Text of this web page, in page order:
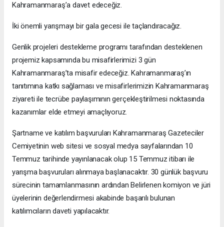
Kahramanmaraş’a davet edeceğiz.
İki önemli yarışmayı bir gala gecesi ile taçlandıracağız.
Genlik projeleri destekleme programı tarafından desteklenen
projemiz kapsamında bu misafirlerimizi 3 gün
Kahramanmaraş’ta misafir edeceğiz. Kahramanmaraş’ın
tanıtımına katkı sağlaması ve misafirlerimizin Kahramanmaraş
ziyareti ile tecrübe paylaşımının gerçekleştirilmesi noktasında
kazanımlar elde etmeyi amaçlıyoruz.
Şartname ve katılım başvuruları Kahramanmaraş Gazeteciler
Cemiyetinin web sitesi ve sosyal medya sayfalarından 10
Temmuz tarihinde yayınlanacak olup 15 Temmuz itibarı ile
yarışma başvuruları alınmaya başlanacaktır. 30 günlük başvuru
sürecinin tamamlanmasının ardından Belirlenen komiyon ve jüri
üyelerinin değerlendirmesi akabinde başarılı bulunan
katılımcıların daveti yapılacaktır.